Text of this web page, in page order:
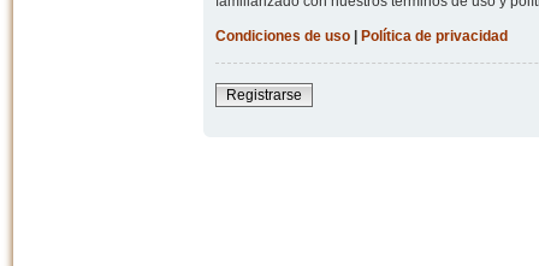
Condiciones de uso| Política de privacidad
Registrarse